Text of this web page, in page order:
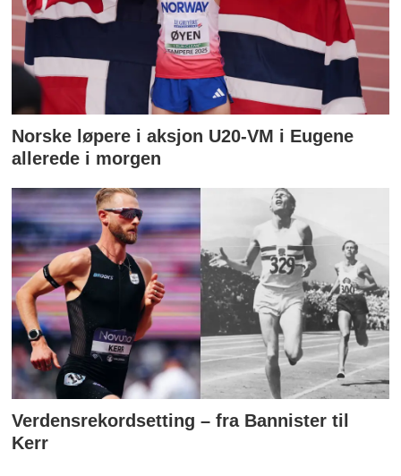
Norske løpere i aksjon U20-VM i Eugene
allerede i morgen
Verdensrekordsetting – fra Bannister til
Kerr